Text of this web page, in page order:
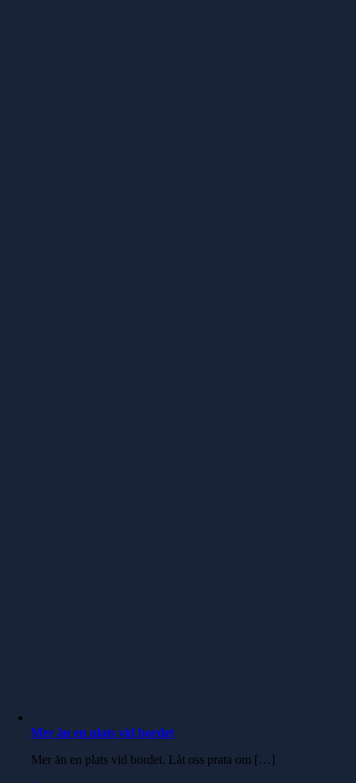
Mer än en plats vid bordet
Mer än en plats vid bordet. Låt oss prata om […]